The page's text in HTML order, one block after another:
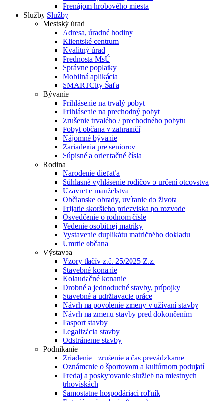
Prenájom hrobového miesta
Služby Služby
Mestský úrad
Adresa, úradné hodiny
Klientské centrum
Kvalitný úrad
Prednosta MsÚ
Správne poplatky
Mobilná aplikácia
SMARTCity Šaľa
Bývanie
Prihlásenie na trvalý pobyt
Prihlásenie na prechodný pobyt
Zrušenie trvalého / prechodného pobytu
Pobyt občana v zahraničí
Nájomné bývanie
Zariadenia pre seniorov
Súpisné a orientačné čísla
Rodina
Narodenie dieťaťa
Súhlasné vyhlásenie rodičov o určení otcovstva
Uzavretie manželstva
Občianske obrady, uvítanie do života
Prijatie skoršieho priezviska po rozvode
Osvedčenie o rodnom čísle
Vedenie osobitnej matriky
Vystavenie duplikátu matričného dokladu
Úmrtie občana
Výstavba
Vzory tlačív z.č. 25/2025 Z.z.
Stavebné konanie
Kolaudačné konanie
Drobné a jednoduché stavby, prípojky
Stavebné a udržiavacie práce
Návrh na povolenie zmeny v užívaní stavby
Návrh na zmenu stavby pred dokončením
Pasport stavby
Legalizácia stavby
Odstránenie stavby
Podnikanie
Zriadenie - zrušenie a čas prevádzkarne
Oznámenie o športovom a kultúrnom podujatí
Predaj a poskytovanie služieb na miestnych
trhoviskách
Samostatne hospodáriaci roľník